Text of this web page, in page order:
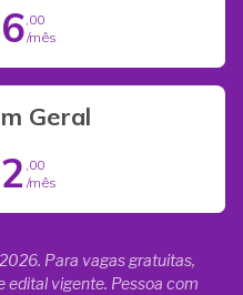
,00
/mês
Geral
,00
/mês
Para vagas gratuitas,
vigente. Pessoa com